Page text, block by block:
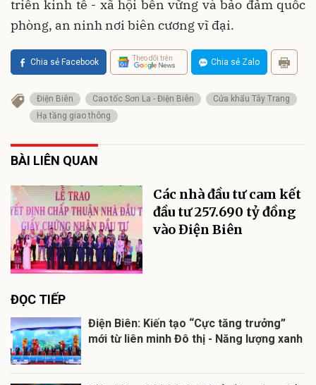
triển kinh tế - xã hội bền vững và bảo đảm quốc
phòng, an ninh nơi biên cương vĩ đại.
Chia sẻ Facebook Theo dõi trên Chia sẻ Zalo
Điện Biên Cao tốc Sơn La - Điện Biên
Cửa khẩu Tây Trang
Hạ tầng giao thông
BÀI LIÊN QUAN
Các nhà đầu tư cam kết
đầu tư 257.690 tỷ đồng
vào Điện Biên
ĐỌC TIẾP
Điện Biên: Kiến tạo “Cực tăng trưởng”
mới từ liên minh Đô thị - Năng lượng xanh